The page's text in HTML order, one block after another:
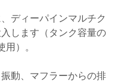
ディーパインマルチク
します（タンク容量の
）。
動、マフラーからの排